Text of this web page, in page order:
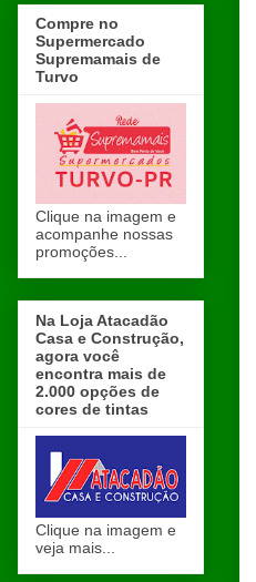
Compre no
Supermercado
Supremamais de
Turvo
Clique na imagem e
acompanhe nossas
promoções...
Na Loja Atacadão
Casa e Construção,
agora você
encontra mais de
2.000 opções de
cores de tintas
Clique na imagem e
veja mais...